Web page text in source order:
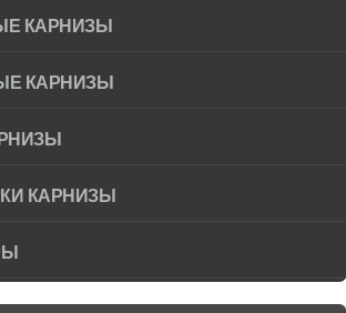
КАРНИЗЫ
КАРНИЗЫ
КАРНИЗЫ